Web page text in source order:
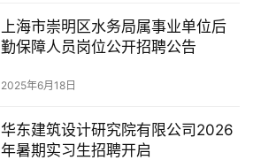
上海市崇明区水务局属事业单位后
勤保障人员岗位公开招聘公告
2025年6月18日
华东建筑设计研究院有限公司2026
年暑期实习生招聘开启